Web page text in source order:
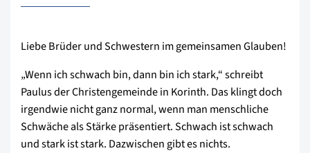
Liebe Brüder und Schwestern im gemeinsamen Glauben!
„Wenn ich schwach bin, dann bin ich stark,“ schreibt
Paulus der Christengemeinde in Korinth. Das klingt doch
irgendwie nicht ganz normal, wenn man menschliche
Schwäche als Stärke präsentiert. Schwach ist schwach
und stark ist stark. Dazwischen gibt es nichts.